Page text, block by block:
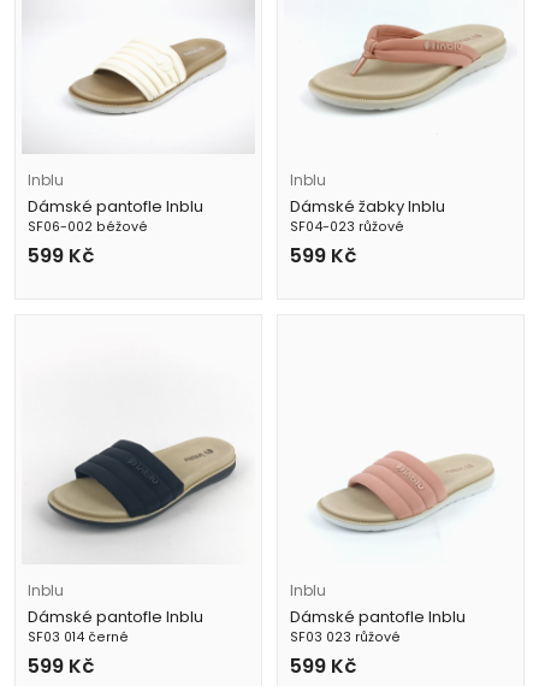
Inblu
Dámské pantofle Inblu
SF06-002 béžové
599 Kč
Inblu
Dámské žabky Inblu
SF04-023 růžové
599 Kč
Inblu
Dámské pantofle Inblu
SF03 014 černé
599 Kč
Inblu
Dámské pantofle Inblu
SF03 023 růžové
599 Kč